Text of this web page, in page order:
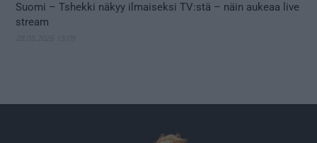
Suomi – Tshekki näkyy ilmaiseksi TV:stä – näin aukeaa live
stream